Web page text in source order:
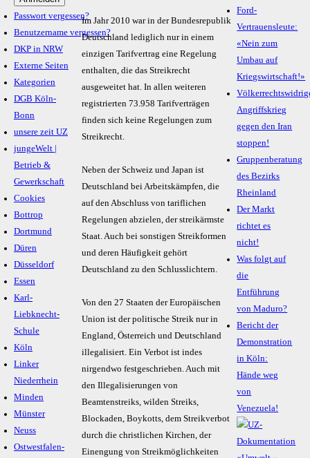
Passwort vergessen?
Benutzername vergessen?
DKP in NRW
Externe Seiten
Kategorien
DGB Köln-
Bonn
unsere zeit UZ
jungeWelt |
Betrieb &
Gewerkschaft
Cookies
Bottrop
Dortmund
Düren
Düsseldorf
Essen
Karl-
Liebknecht-
Schule
Köln
Linker
Niederrhein
Minden
Münster
Neuss
Ostwestfalen-
Im Jahr 2010 war in der Bundesrepublik
Deutschland lediglich nur in einem
einzigen Tarifvertrag eine Regelung
enthalten, die das Streikrecht
ausgeweitet hat. In allen weiteren
registrierten 73.958 Tarifverträgen
finden sich keine Regelungen zum
Streikrecht.
Neben der Schweiz und Japan ist
Deutschland bei Arbeitskämpfen, die
auf den Abschluss von tariflichen
Regelungen abzielen, der streikärmste
Staat. Auch bei sonstigen Streikformen
und deren Häufigkeit gehört
Deutschland zu den Schlusslichtern.
Von den 27 Staaten der Europäischen
Union ist der politische Streik nur in
England, Österreich und Deutschland
illegalisiert. Ein Verbot ist indes
nirgendwo festgeschrieben. Auch mit
den Illegalisierungen von
Beamtenstreiks, wilden Streiks,
Blockaden, Boykotts, dem Streikverbot
durch die christlichen Kirchen, der
Einengung von Streikmöglichkeiten
Ford-
Vertrauensleute:
«Nein zum
Umbau auf
Kriegswirtschaft!»
Angriffskrieg
gegen den Iran
stoppen!
Gruppenberatung
des Bezirks
Rheinland
Der Markt
richtet es
nicht!
Was folgt auf
die
Entführung
von Maduro?
Bericht der
Demonstration
in Köln:
Hände weg
von
Venezuela!